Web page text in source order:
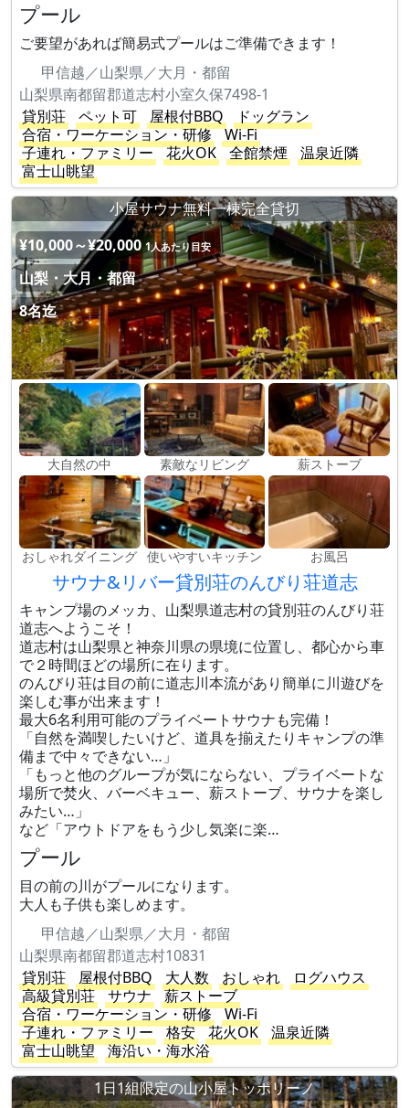
プール
ご要望があれば簡易式プールはご準備できます！
甲信越／山梨県／大月・都留
山梨県南都留郡道志村小室久保7498-1
貸別荘
ペット可 屋根付BBQ
ドッグラン
合宿・ワーケーション・研修
Wi-Fi
子連れ・ファミリー
花火OK 全館禁煙
温泉近隣
富士山眺望
小屋サウナ無料一棟完全貸切
¥10,000～¥20,000 1人あたり目安
山梨・大月・都留
8名迄
大自然の中 素敵なリビング 薪ストーブ
おしゃれダイニング 使いやすいキッチン お風呂
サウナ&リバー貸別荘のんびり荘道志
キャンプ場のメッカ、山梨県道志村の貸別荘のんびり荘
道志へようこそ！
道志村は山梨県と神奈川県の県境に位置し、都心から車
で２時間ほどの場所に在ります。
のんびり荘は目の前に道志川本流があり簡単に川遊びを
楽しむ事が出来ます！
最大6名利用可能のプライベートサウナも完備！
「自然を満喫したいけど、道具を揃えたりキャンプの準
備まで中々できない…」
「もっと他のグループが気にならない、プライベートな
場所で焚火、バーベキュー、薪ストーブ、サウナを楽し
みたい…」
など「アウトドアをもう少し気楽に楽…
プール
目の前の川がプールになります。
大人も子供も楽しめます。
甲信越／山梨県／大月・都留
山梨県南都留郡道志村10831
貸別荘
屋根付BBQ 大人数 おしゃれ
ログハウス
高級貸別荘
サウナ
薪ストーブ
合宿・ワーケーション・研修
Wi-Fi
子連れ・ファミリー
格安 花火OK
温泉近隣
富士山眺望
海沿い・海水浴
1日1組限定の山小屋トッポリーノ